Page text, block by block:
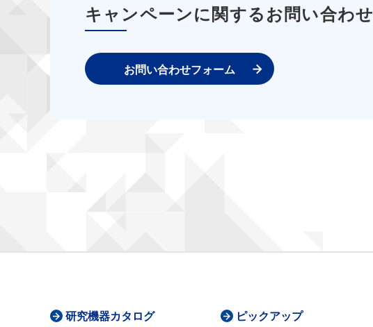
キャンペーンに関するお問い合わせ
お問い合わせフォーム
研究機器カタログ ピックアップ